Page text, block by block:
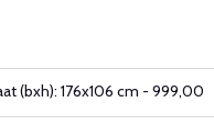
(bxh): 176x106 cm - 999,00